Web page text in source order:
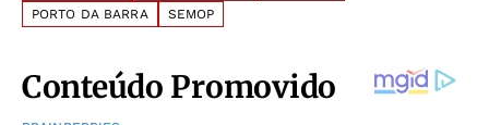
PORTO DA BARRA
SEMOP